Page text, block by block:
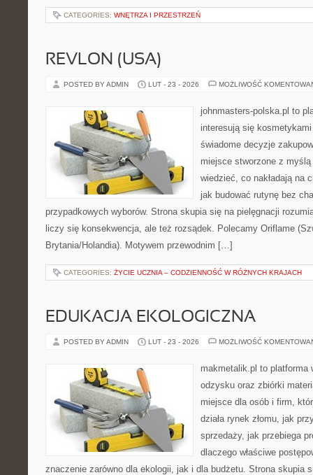
CATEGORIES: WNĘTRZA I PRZESTRZEŃ
REVLON (USA)
POSTED BY ADMIN LUT - 23 - 2026 MOŻLIWOŚĆ
johnmasters-polska.pl to
interesują się
świadome decyzje
miejsce stworzone z
wiedzieć, co nakładają na
jak budować rutynę bez
przypadkowych wyborów. Strona skupia się na pielęgnacji
liczy się konsekwencja, ale też rozsądek. Polecamy Oriflame
Brytania/Holandia). Motywem przewodnim […]
CATEGORIES: ŻYCIE UCZNIA – CODZIENNOŚĆ W RÓŻNYCH KRAJACH
EDUKACJA EKOLOGICZNA
POSTED BY ADMIN LUT - 23 - 2026 MOŻLIWOŚĆ
makmetalik.pl to platforma
odzysku oraz zbiórki
miejsce dla osób i firm,
działa rynek złomu, jak
sprzedaży, jak przebiega
dlaczego właściwe
znaczenie zarówno dla ekologii, jak i dla budżetu. Strona skupia